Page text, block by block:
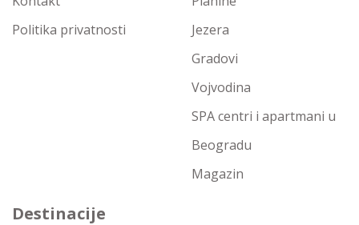
Politika privatnosti
Jezera
Gradovi
Vojvodina
SPA centri i apartmani u
Beogradu
Magazin
Destinacije